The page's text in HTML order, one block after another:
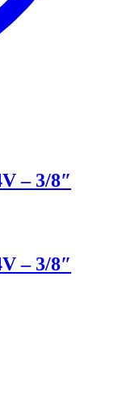
– 3/8″
– 3/8″